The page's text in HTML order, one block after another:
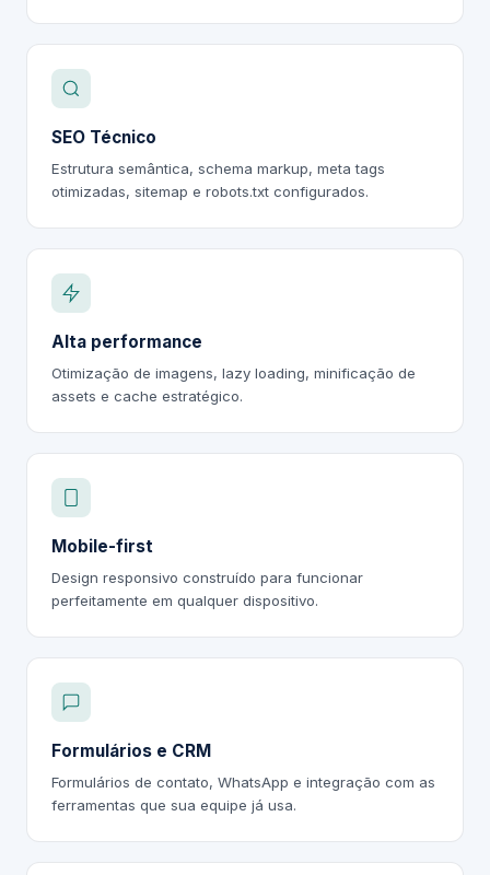
SEO Técnico
Estrutura semântica, schema markup, meta tags
otimizadas, sitemap e robots.txt configurados.
Alta performance
Otimização de imagens, lazy loading, minificação de
assets e cache estratégico.
Mobile-first
Design responsivo construído para funcionar
perfeitamente em qualquer dispositivo.
Formulários e CRM
Formulários de contato, WhatsApp e integração com as
ferramentas que sua equipe já usa.